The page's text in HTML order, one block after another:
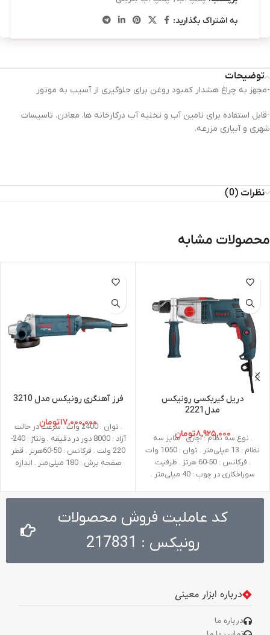
به اشتراک بگذارید:
توضیحات
-مجهز به چراغ هشدار کمبود روغن برای جلوگیری از آسیب به موتور
-قابل استفاده برای تامین آب و تخلیه آب درکارخانه ها، معادن، تاسیسات
شهری و آبیاری مزرعه.
نظرات (0)
محصولات مشابه
دریل گیربکسی رونیکس
مدل2221
۸,۹۲۵,۰۰۰تومان
. نوع سه نظام : آچاری . سایز سه
نظام : 13 میلی‌متر . توان : 1050 وات
. فرکانس : 50-60 هرتز . ظرفیت
سوراخکاری در چوب : 40 میلی‌متر .
میلی‌متر . ظرفیت سوراخکاری در بتن :
تا 1200 دور در دقیقه 0 تا 3200 دور
در دقیقه . ولتاژ : 220-240 ولت . وزن
: 3 کیلوگرم . متعلقات : دسته جانبی
فرز آهنگری رونیکس مدل 3210
۱۷,۰۰۰,۰۰۰تومان
. توان : 2400 وات . سرعت در حالت
آزاد : 8000 دور در دقیقه . ولتاژ : 240-
220 ولت . فرکانس : 50-60هرتز . قطر
صفحه برش : 180 میلی‌متر . اندازه
توسط رونیکس، گارد، آچار آلن،آچار
کد عاملیت فروش محصولات
رونیکس : 217831
درباره ابزار معینی
درباره ما